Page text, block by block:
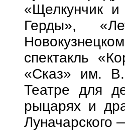
«Щелкунчик
Герды»,
спектакль
«Сказ» им.
Театре для
рыцарях и
Луначарского